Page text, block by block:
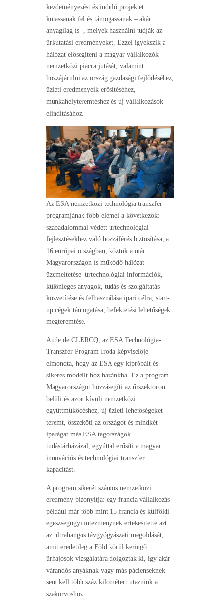
kezdeményezést és induló projektet
kutassanak fel és támogassanak – akár
anyagilag is -, melyek használni tudják az
űrkutatási eredményeket. Ezzel igyekszik a
hálózat elősegíteni a magyar vállalkozók
nemzetközi piacra jutását, valamint
hozzájárulni az ország gazdasági fejlődéséhez,
üzleti eredményeik erősítéséhez,
munkahelyteremtéshez és új vállalkozások
elindításához.
Az ESA nemzetközi technológia transzfer
programjának főbb elemei a következők:
szabadalommal védett űrtechnológiai
fejlesztésekhez való hozzáférés biztosítása, a
16 európai országban, köztük a már
Magyarországon is működő hálózat
üzemeltetése: űrtechnológiai információk,
különleges anyagok, tudás és szolgáltatás
közvetítése és felhasználása ipari célra, start-
up cégek támogatása, befektetési lehetőségek
megteremtése.
Aude de CLERCQ, az ESA Technológia-
Transzfer Program Iroda képviselője
elmondta, hogy az ESA egy kipróbált és
sikeres modellt hoz hazánkba. Ez a program
Magyarországot hozzásegíti az űrszektoron
belüli és azon kívüli nemzetközi
együttműködéshez, új üzleti lehetőségeket
teremt, összeköti az országot és mindkét
iparágat más ESA tagországok
tudástárházával, egyúttal erősíti a magyar
innovációs és technológiai transzfer
kapacitást.
A program sikerét számos nemzetközi
eredmény bizonyítja: egy francia vállalkozás
például már több mint 15 francia és külföldi
egészségügyi intézménynek értékesítette azt
az ultrahangos távgyógyászati megoldását,
amit eredetileg a Föld körül keringő
űrhajósok vizsgálatára dolgoztak ki, így akár
várandós anyáknak vagy más pácienseknek
sem kell több száz kilométert utazniuk a
szakorvoshoz.